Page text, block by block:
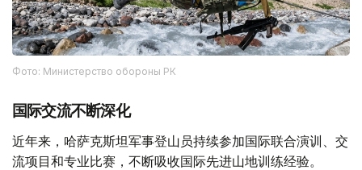
Фото: Министерство обороны РК
国际交流不断深化
近年来，哈萨克斯坦军事登山员持续参加国际联合演训、交
流项目和专业比赛，不断吸收国际先进山地训练经验。